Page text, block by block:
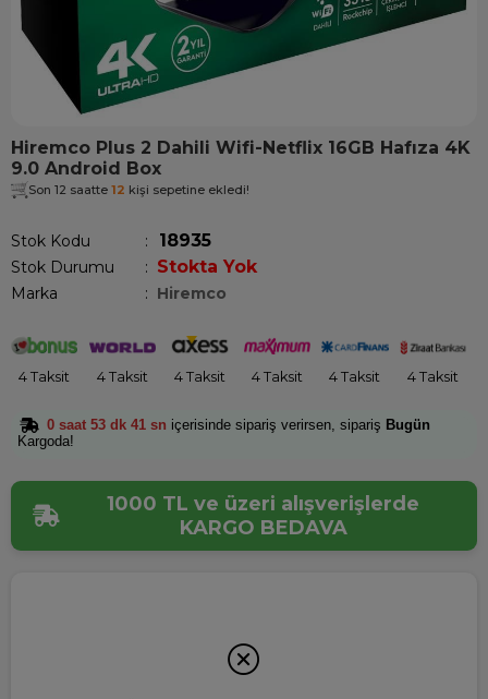
Hiremco Plus 2 Dahili Wifi-Netflix 16GB Hafıza 4K
9.0 Android Box
Son 12 saatte 12 kişi sepetine ekledi!
Stok Kodu 18935
Stok Durumu : Stokta Yok
Marka : Hiremco
4 Taksit 4 Taksit 4 Taksit 4 Taksit 4 Taksit 4 Taksit
0 saat 53 dk 41 sn içerisinde sipariş verirsen, sipariş Bugün
Kargoda!
1000 TL ve üzeri alışverişlerde
KARGO BEDAVA